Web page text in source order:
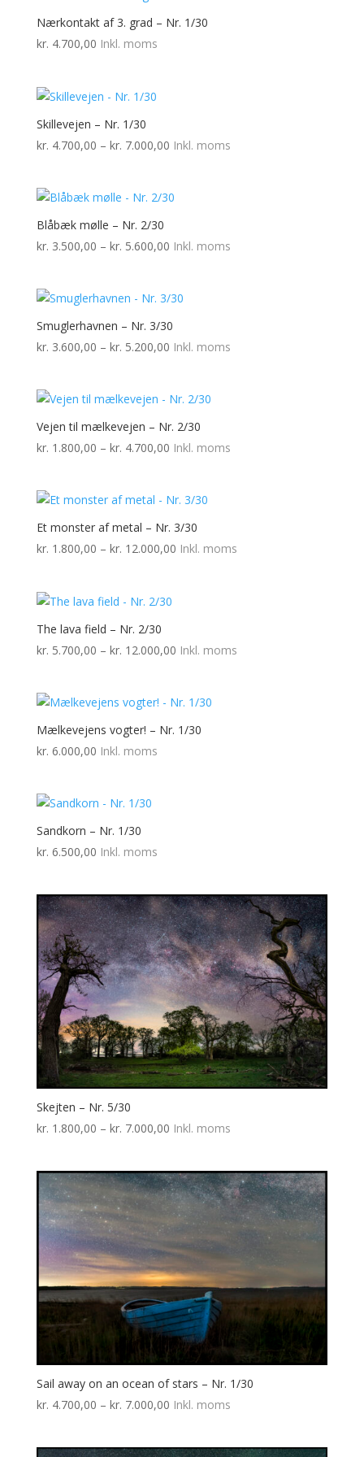
Nærkontakt af 3. grad – Nr. 1/30
kr. 4.700,00 Inkl. moms
Skillevejen – Nr. 1/30
kr. 4.700,00 – kr. 7.000,00Prisinterval:
kr. 7.000,00
Inkl. moms
Blåbæk mølle – Nr. 2/30
kr. 3.500,00 – kr. 5.600,00Prisinterval:
kr. 5.600,00
Inkl. moms
Smuglerhavnen – Nr. 3/30
kr. 3.600,00 – kr. 5.200,00Prisinterval:
kr. 5.200,00
Inkl. moms
Vejen til mælkevejen – Nr. 2/30
kr. 1.800,00 – kr. 4.700,00Prisinterval:
kr. 4.700,00
Inkl. moms
Et monster af metal – Nr. 3/30
kr. 1.800,00 – kr. 12.000,00Prisinterval:
Inkl. moms
The lava field – Nr. 2/30
kr. 5.700,00 – kr. 12.000,00Prisinterval:
kr. 12.000,00
Inkl. moms
Mælkevejens vogter! – Nr. 1/30
kr. 6.000,00 Inkl. moms
Sandkorn – Nr. 1/30
kr. 6.500,00 Inkl. moms
Skejten – Nr. 5/30
kr. 1.800,00 – kr. 7.000,00Prisinterval:
kr. 7.000,00
Inkl. moms
Sail away on an ocean of stars – Nr. 1/30
kr. 4.700,00 – kr. 7.000,00Prisinterval:
Inkl. moms